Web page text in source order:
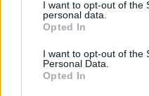
not limited to your visit or
grant or deny consent to
use your data for below
consent section.
I want to opt-out of the
personal data.
Opted In
I want to opt-out of the
Personal Data.
Opted In